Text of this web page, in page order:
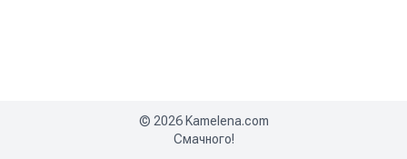
© 2026 Kamelena.com
Смачного!